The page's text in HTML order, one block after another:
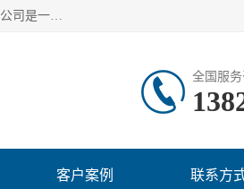
深圳市巨欣通讯技术有限公司是应用领域有：智能硬件Lora产品方案开发、智慧养老GPS定位心率血压产品开发等。本公司是一家民营高新技术企业、行业成员之一的智能硬件方案提供商，公司致力于为智能物联领域提供硬件解决方案。公司可满足不同类型客户采购需要，巨欣通讯切身体会客户对服务及时性的要求，建立了完善的售后服务系统，运用先进的互联网工具为客户提供及时、周到的服务！
全国服
客户案例 联系方